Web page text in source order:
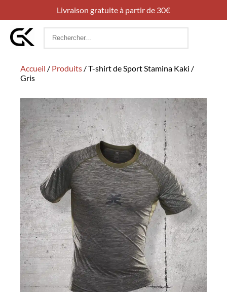
Livraison gratuite à partir de 30€
Rechercher
Accueil / Produits /T-shirt de Sport Stamina Kaki /
Gris